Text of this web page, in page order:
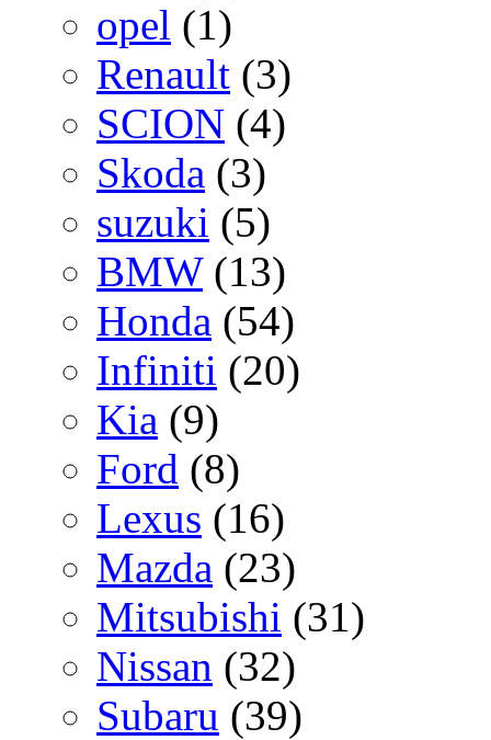
opel (1)
Renault (3)
SCION (4)
Skoda (3)
suzuki (5)
BMW (13)
Honda (54)
Infiniti (20)
Kia (9)
Ford (8)
Lexus (16)
Mazda (23)
Mitsubishi (31)
Nissan (32)
Subaru (39)